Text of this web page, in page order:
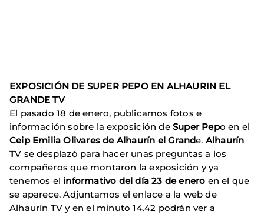
EXPOSICIÓN DE SUPER PEPO EN ALHAURIN EL
GRANDE TV
El pasado 18 de enero, publicamos fotos e
información sobre la exposición de Super Pepo en el
Ceip Emilia Olivares de Alhaurín el Grande. Alhaurín
TV se desplazó para hacer unas preguntas a los
compañeros que montaron la exposición y ya
tenemos el informativo del día 23 de enero en el que
se aparece. Adjuntamos el enlace a la web de
Alhaurín TV y en el minuto 14.42 podrán ver a